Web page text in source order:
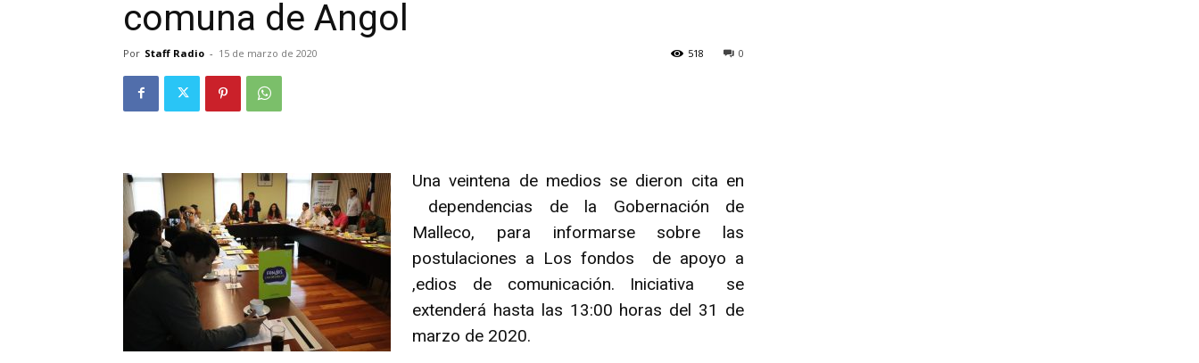
comuna de Angol
Por Staff Radio - 15 de marzo de 2020 0
518
Una veintena de medios se dieron cita en
dependencias de la Gobernación de
Malleco, para informarse sobre las
postulaciones a Los fondos de apoyo a
,edios de comunicación. Iniciativa se
extenderá hasta las 13:00 horas del 31 de
marzo de 2020.